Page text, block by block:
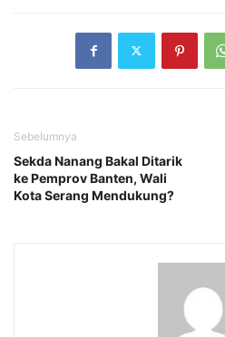
Sebelumnya
Sekda Nanang Bakal Ditarik
ke Pemprov Banten, Wali
Kota Serang Mendukung?